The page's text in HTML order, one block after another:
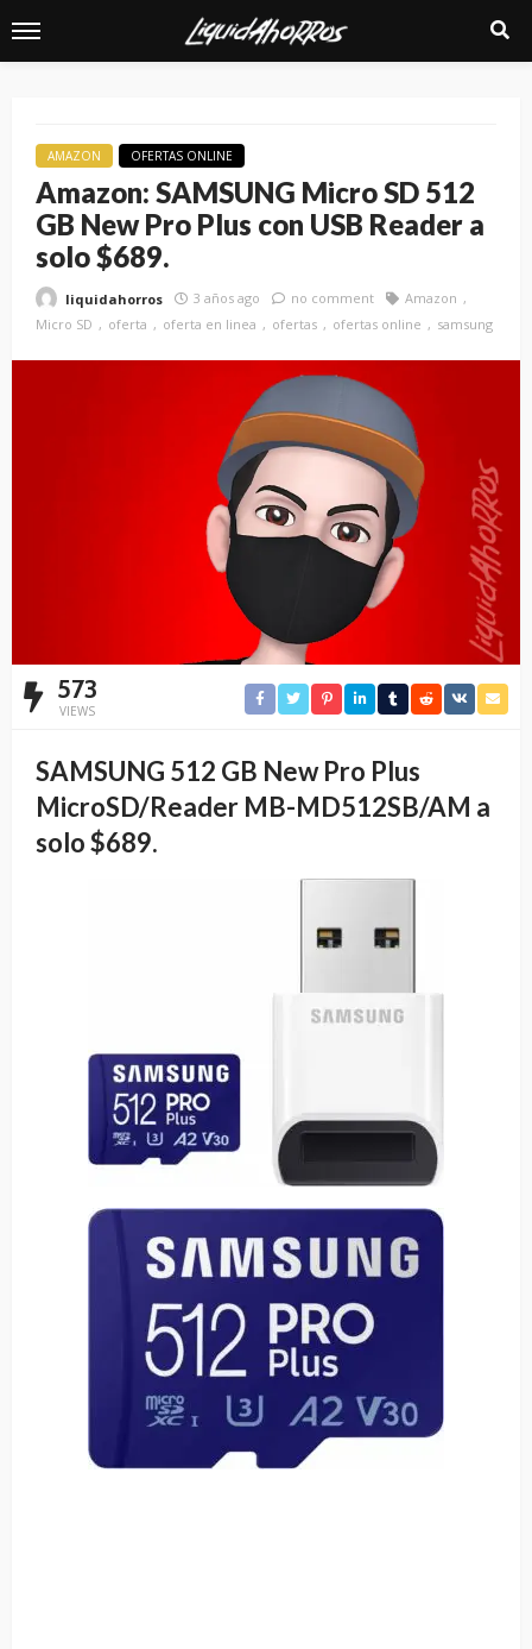
AMAZON OFERTAS ONLINE
Amazon: SAMSUNG Micro SD 512
GB New Pro Plus con USB Reader a
solo $689.
liquidahorros 3 años ago no comment
Amazon
Micro SD
oferta oferta en linea ofertas ofertas online samsung
573
VIEWS
SAMSUNG 512 GB New Pro Plus
MicroSD/Reader MB-MD512SB/AM a
solo $689.